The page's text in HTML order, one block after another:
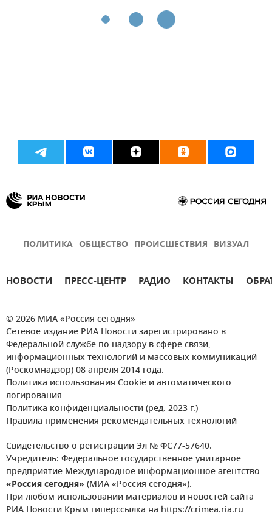
ПОЛИТИКА ОБЩЕСТВО ПРОИСШЕСТВИЯ ВИЗУАЛ
НОВОСТИ ПРЕСС-ЦЕНТР РАДИО КОНТАКТЫ
© 2026 МИА «Россия сегодня»
Сетевое издание РИА Новости зарегистрировано в
Федеральной службе по надзору в сфере связи,
информационных технологий и массовых коммуникаций
(Роскомнадзор) 08 апреля 2014 года.
Политика использования Cookie и автоматического
логирования
Политика конфиденциальности (ред. 2023 г.)
Правила применения рекомендательных технологий
Свидетельство о регистрации Эл № ФС77-57640.
Учредитель: Федеральное государственное унитарное
предприятие Международное информационное агентство
«Россия сегодня» (МИА «Россия сегодня»).
При любом использовании материалов и новостей сайта
РИА Новости Крым гиперссылка на https://crimea.ria.ru